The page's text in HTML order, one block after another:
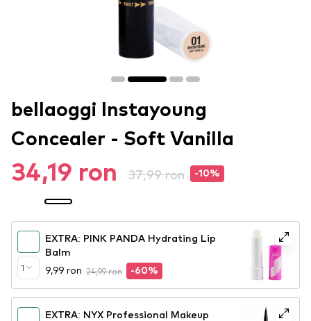
bellaoggi Instayoung
Concealer - Soft Vanilla
34,19 ron 37,99 ron -10%
1
EXTRA: PINK PANDA Hydrating Lip
Balm
9,99 ron 24,99 ron -60%
EXTRA: NYX Professional Makeup